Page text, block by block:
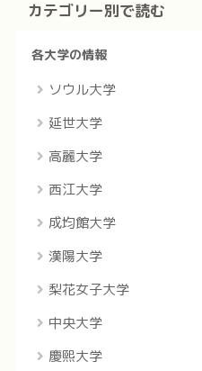
カテゴリー別で読む
各大学の情報
ソウル大学
延世大学
高麗大学
西江大学
成均館大学
漢陽大学
梨花女子大学
中央大学
慶煕大学